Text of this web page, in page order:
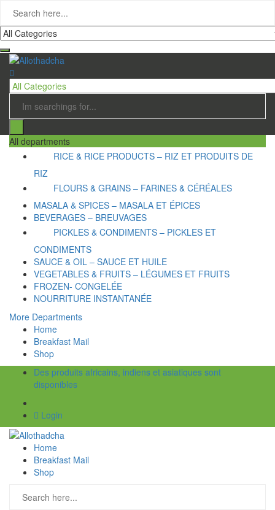
All departments
RICE & RICE PRODUCTS – RIZ ET PRODUITS DE
RIZ
FLOURS & GRAINS – FARINES & CÉRÉALES
MASALA & SPICES – MASALA ET ÉPICES
BEVERAGES – BREUVAGES
PICKLES & CONDIMENTS – PICKLES ET
CONDIMENTS
SAUCE & OIL – SAUCE ET HUILE
VEGETABLES & FRUITS – LÉGUMES ET FRUITS
FROZEN- CONGELÉE
NOURRITURE INSTANTANÉE
More Departments
Home
Breakfast Mail
Shop
Des produits africains, indiens et asiatiques sont
disponibles
Login
Home
Breakfast Mail
Shop